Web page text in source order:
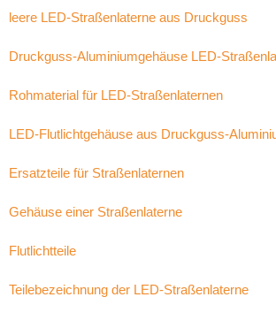
leere LED-Straßenlaterne aus Druckguss
Druckguss-Aluminiumgehäuse LED-
Rohmaterial für LED-Straßenlaternen
LED-Flutlichtgehäuse aus Druckguss-
Ersatzteile für Straßenlaternen
Gehäuse einer Straßenlaterne
Flutlichtteile
Teilebezeichnung der LED-Straßenlaterne